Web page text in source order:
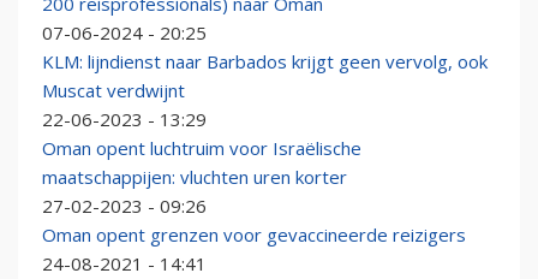
07-06-2024 - 20:25
KLM: lijndienst naar Barbados krijgt geen vervolg, ook
Muscat verdwijnt
22-06-2023 - 13:29
Oman opent luchtruim voor Israëlische
maatschappijen: vluchten uren korter
27-02-2023 - 09:26
Oman opent grenzen voor gevaccineerde reizigers
24-08-2021 - 14:41